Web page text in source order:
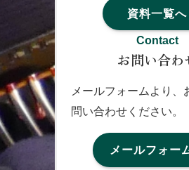
資料一覧へ
Contact
お問い合わ
メールフォームより、
問い合わせください。
メールフォー